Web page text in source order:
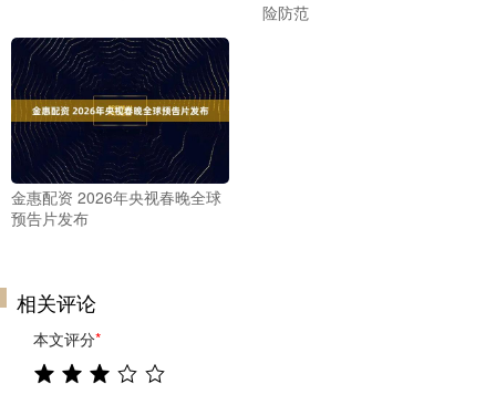
险防范
金惠配资 2026年央视春晚全球
预告片发布
相关评论
本文评分*